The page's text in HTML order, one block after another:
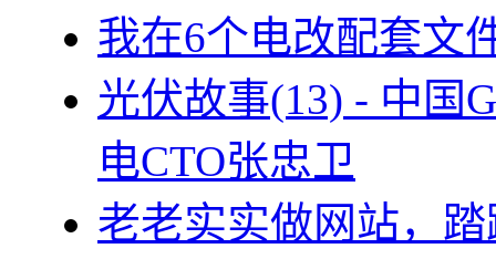
我在6个电改配套文
光伏故事(13) - 中国
电CTO张忠卫
老老实实做网站，